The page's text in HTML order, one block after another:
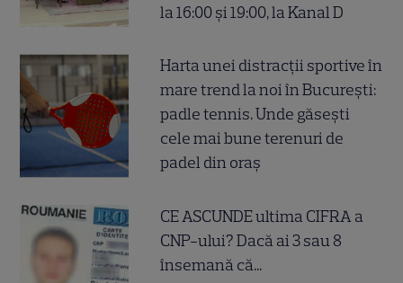
la 16:00 și 19:00, la Kanal D
Harta unei distracții sportive în
mare trend la noi în București:
padle tennis. Unde găsești
cele mai bune terenuri de
padel din oraș
CE ASCUNDE ultima CIFRA a
CNP-ului? Dacă ai 3 sau 8
însemană că...